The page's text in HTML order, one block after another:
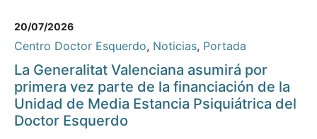
20/07/2026
Centro Doctor Esquerdo, Noticias, Portada
La Generalitat Valenciana asumirá por
primera vez parte de la financiación de la
Unidad de Media Estancia Psiquiátrica del
Doctor Esquerdo